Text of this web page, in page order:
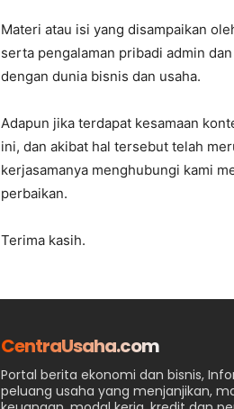
Materi atau isi yang disampaikan
serta pengalaman pribadi admin
dengan dunia bisnis dan usaha.
Adapun jika terdapat kesamaan
ini, dan akibat hal tersebut telah
kerjasamanya menghubungi kami
perbaikan.
Terima kasih.
CentraUsaha.com
Portal berita ekonomi dan bisnis,
peluang usaha yang menjanjikan,